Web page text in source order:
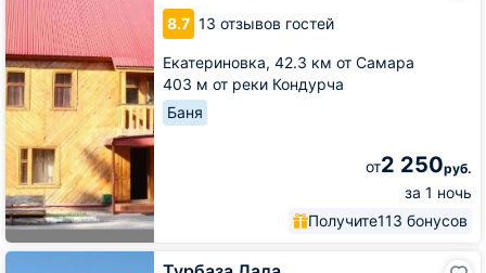
8.7 13 отзывов гостей
Екатериновка, 42.3 км от Самара
403 м от реки Кондурча
Баня
от2 250руб.
за 1 ночь
Получите113 бонусов
Зеленый
Яр
Турбаза